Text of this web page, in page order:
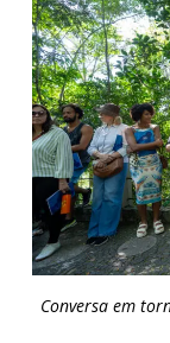
Conversa em